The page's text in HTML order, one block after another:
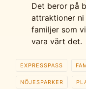
Det beror på
attraktioner ni
familjer som
vara värt det.
EXPRESSPASS
NÖJESPARKER